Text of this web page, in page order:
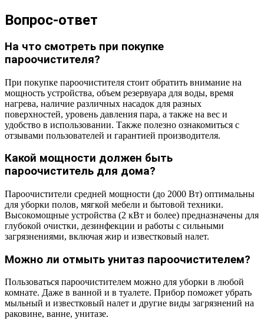
Вопрос-ответ
На что смотреть при покупке
пароочистителя?
При покупке пароочистителя стоит обратить внимание на
мощность устройства, объем резервуара для воды, время
нагрева, наличие различных насадок для разных
поверхностей, уровень давления пара, а также на вес и
удобство в использовании. Также полезно ознакомиться с
отзывами пользователей и гарантией производителя.
Какой мощности должен быть
пароочиститель для дома?
Пароочистители средней мощности (до 2000 Вт) оптимальны
для уборки полов, мягкой мебели и бытовой техники.
Высокомощные устройства (2 кВт и более) предназначены для
глубокой очистки, дезинфекции и работы с сильными
загрязнениями, включая жир и известковый налет.
Можно ли отмыть унитаз пароочистителем?
Пользоваться пароочистителем можно для уборки в любой
комнате. Даже в ванной и в туалете. Прибор поможет убрать
мыльный и известковый налет и другие виды загрязнений на
раковине, ванне, унитазе.